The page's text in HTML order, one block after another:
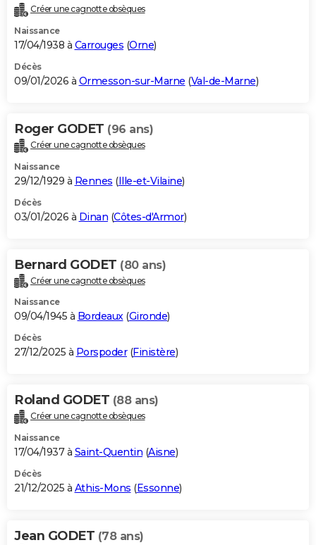
Créer une cagnotte obsèques
Naissance
17/04/1938 à Carrouges (Orne)
Décès
09/01/2026 à Ormesson-sur-Marne (Val-de-Marne)
Roger GODET (96 ans)
Créer une cagnotte obsèques
Naissance
29/12/1929 à Rennes (Ille-et-Vilaine)
Décès
03/01/2026 à Dinan (Côtes-d'Armor)
Bernard GODET (80 ans)
Créer une cagnotte obsèques
Naissance
09/04/1945 à Bordeaux(Gironde)
Décès
27/12/2025 à Porspoder(Finistère)
Roland GODET (88 ans)
Créer une cagnotte obsèques
Naissance
17/04/1937 à Saint-Quentin (Aisne)
Décès
21/12/2025 à Athis-Mons (Essonne)
Jean GODET (78 ans)